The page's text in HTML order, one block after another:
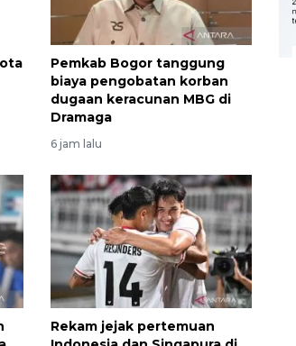
Pemkab Bogor tanggung
biaya pengobatan korban
dugaan keracunan MBG di
Dramaga
6 jam lalu
Rekam jejak pertemuan